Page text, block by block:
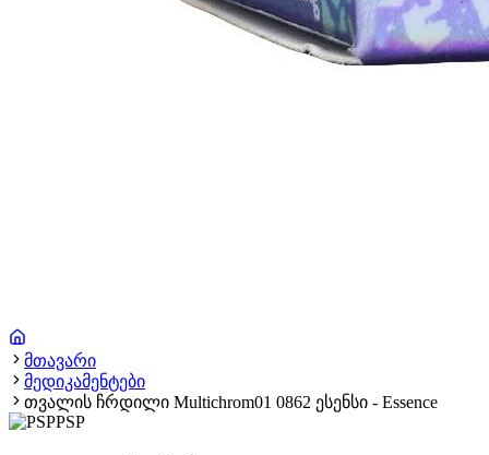
მთავარი
მედიკამენტები
თვალის ჩრდილი Multichrom01 0862 ესენსი - Essence
PSP